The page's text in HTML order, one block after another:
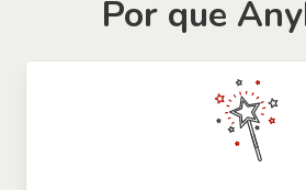
Por que